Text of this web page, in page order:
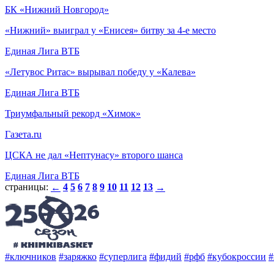
БК «Нижний Новгород»
«Нижний» выиграл у «Енисея» битву за 4-е место
Единая Лига ВТБ
«Летувос Ритас» вырывал победу у «Калева»
Единая Лига ВТБ
Триумфальный рекорд «Химок»
Газета.ru
ЦСКА не дал «Нептунасу» второго шанса
Единая Лига ВТБ
страницы: ← 4 5 6 7 8 9 10 11 12 13 →
#ключников #заряжко #суперлига #фидий #рфб #кубокроссии